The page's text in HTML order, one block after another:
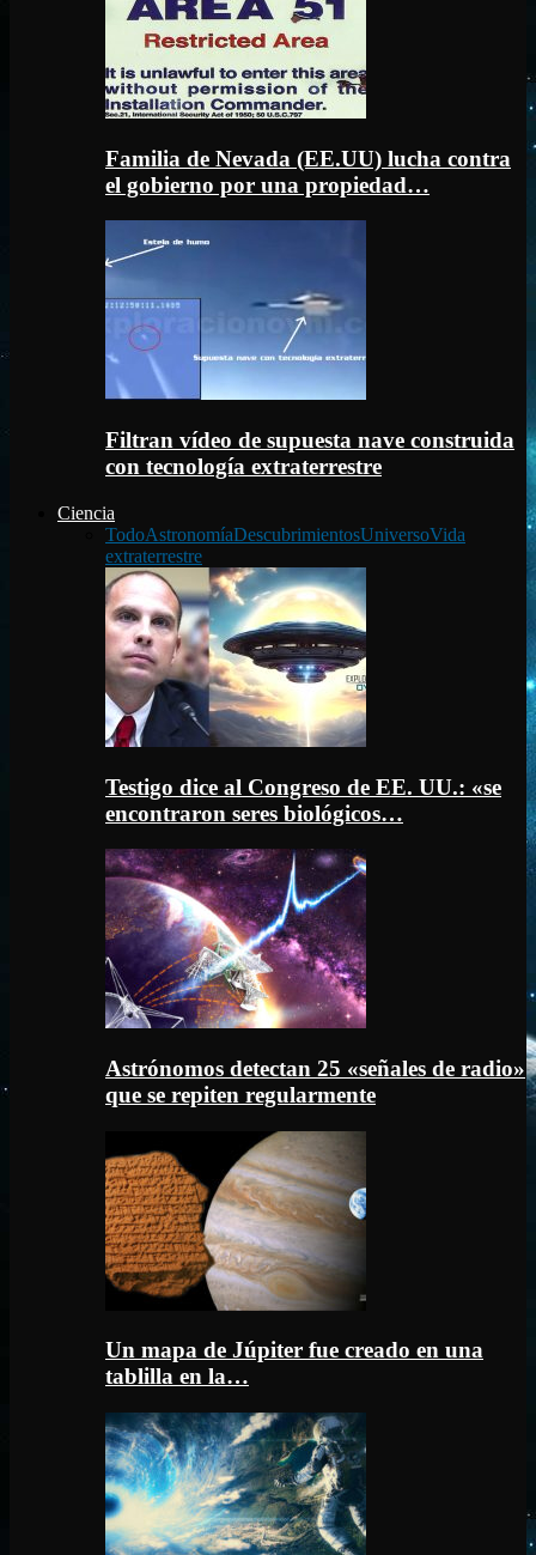
Familia de Nevada (EE.UU) lucha contra
el gobierno por una propiedad…
Filtran vídeo de supuesta nave construida
con tecnología extraterrestre
Ciencia
TodoAstronomíaDescubrimientosUniversoVida
extraterrestre
Testigo dice al Congreso de EE. UU.: «se
encontraron seres biológicos…
Astrónomos detectan 25 «señales de radio»
que se repiten regularmente
Un mapa de Júpiter fue creado en una
tablilla en la…